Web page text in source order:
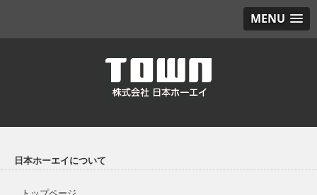
MENU
日本ホーエイについて